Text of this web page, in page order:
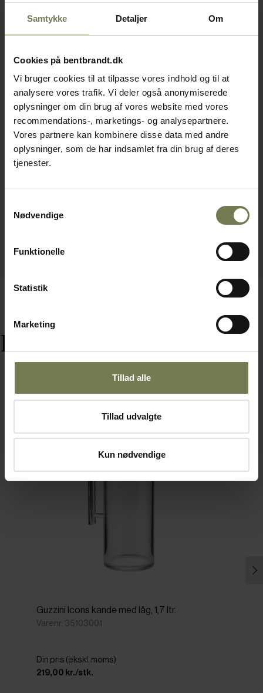
Samtykke Detaljer Om
Cookies på bentbrandt.dk
Vi bruger cookies til at tilpasse vores indhold og til at
analysere vores trafik. Vi deler også anonymiserede
oplysninger om din brug af vores website med vores
recommendations-, marketings- og analysepartnere.
Vores partnere kan kombinere disse data med andre
oplysninger, som de har indsamlet fra din brug af deres
tjenester.
Nødvendige
Funktionelle
Statistik
Marketing
Tillad alle
Tillad udvalgte
Kun nødvendige
Relaterede varer
Guzzini Icons kande med låg, 1,7 ltr.
Varenr: 35103001
Din pris (ekskl. moms)
219,00 kr./stk.